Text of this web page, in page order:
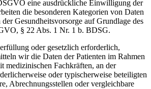
eine ausdrückliche Einwilligung der
die besonderen Kategorien von Daten
Gesundheitsvorsorge auf Grundlage des
§ 22 Abs. 1 Nr. 1 b. BDSG.
oder gesetzlich erforderlich,
wir die Daten der Patienten im Rahmen
medizinischen Fachkräften, an der
oder typischerweise beteiligten
Abrechnungsstellen oder vergleichbare